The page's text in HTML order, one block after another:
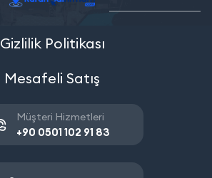
Gizlilik Politikası
Mesafeli Satış
Müşteri Hizmetleri
+90 0501 102 91 83